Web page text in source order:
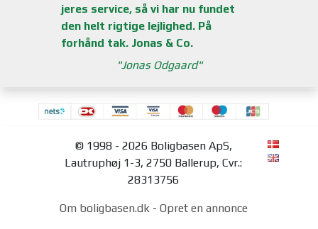
jeres service, så vi har nu fundet
den helt rigtige lejlighed. På
forhånd tak. Jonas & Co.
Jonas Odgaard
© 1998 - 2026 Boligbasen ApS,
Lautruphøj 1-3, 2750 Ballerup, Cvr.:
28313756
Om boligbasen.dk - Opret en annonce